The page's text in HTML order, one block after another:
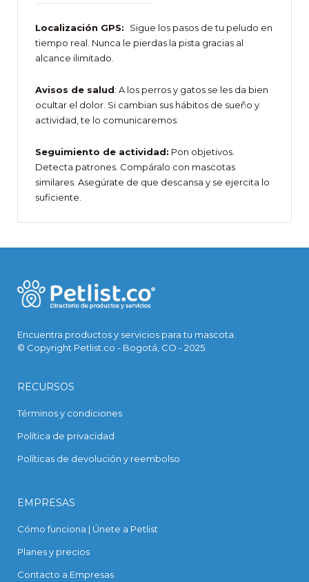
Localización GPS: Sigue los pasos de tu peludo en
tiempo real. Nunca le pierdas la pista gracias al
alcance ilimitado.
Avisos de salud: A los perros y gatos se les da bien
ocultar el dolor. Si cambian sus hábitos de sueño y
actividad, te lo comunicaremos.
Seguimiento de actividad: Pon objetivos.
Detecta patrones. Compáralo con mascotas
similares. Asegúrate de que descansa y se ejercita lo
suficiente.
Encuentra productos y servicios para tu mascota.
© Copyright Petlist.co - Bogotá, CO - 2025.
RECURSOS
Términos y condiciones
Política de privacidad
Políticas de devolución y reembolso
EMPRESAS
Cómo funciona | Únete a Petlist
Planes y precios
Contacto a Empresas